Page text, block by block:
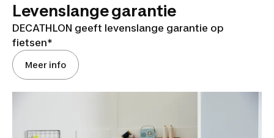
Levenslange garantie
DECATHLON geeft levenslange garantie op
fietsen*
Meer info